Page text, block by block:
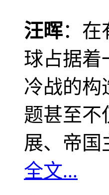
汪晖：在
球占据着
冷战的构
题甚至不
展、帝国
全文...